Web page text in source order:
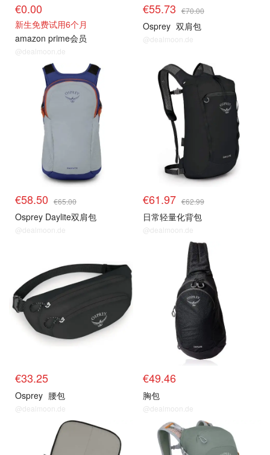
€0.00
新生免费试用6个月
amazon prime会员
@dealmoon.de
€55.73 €70.00
Osprey 双肩包
@dealmoon.de
€58.50 €65.00
Osprey Daylite双肩包
@dealmoon.de
€61.97 €62.99
日常轻量化背包
@dealmoon.de
€33.25
Osprey 腰包
@dealmoon.de
€49.46
胸包
@dealmoon.de